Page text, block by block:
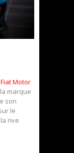
Fiat Motor
marque
son
le
rive